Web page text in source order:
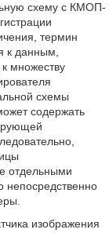
схему с КМОП-
термин
к данным,
множеству
схемы
содержать
отдельными
непосредственно
изображения